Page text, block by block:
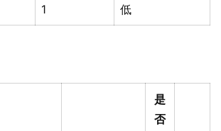
1 低
是
否